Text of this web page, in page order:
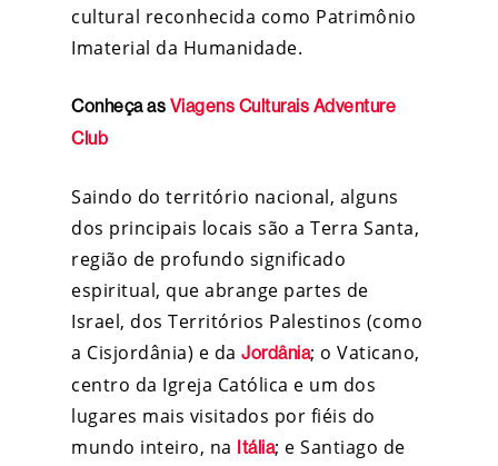
cultural reconhecida como Patrimônio
Imaterial da Humanidade.
Conheça as Viagens Culturais Adventure
Club
Saindo do território nacional, alguns
dos principais locais são a Terra Santa,
região de profundo significado
espiritual, que abrange partes de
Israel, dos Territórios Palestinos (como
a Cisjordânia) e da Jordânia; o Vaticano,
centro da Igreja Católica e um dos
lugares mais visitados por fiéis do
mundo inteiro, na Itália; e Santiago de